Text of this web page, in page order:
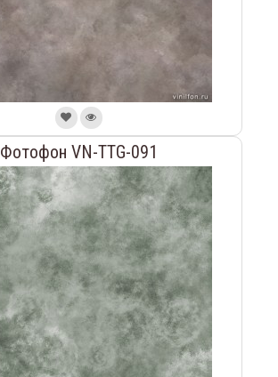
Фотофон VN-TTG-091